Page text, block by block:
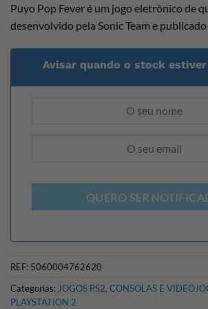
Puyo Pop Fever é um jogo eletrônico de
desenvolvido pela Sonic Team e publicado
Avisar quando o stock
QUERO SER
REF: 5060004762620
Categorias:JOGOS PS2, CONSOLAS E
PLAYSTATION 2